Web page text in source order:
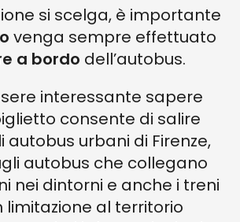
si scelga, è importante
venga sempre effettuato
a bordo dell’autobus.
interessante sapere
consente di salire
autobus urbani di Firenze,
autobus che collegano
nei dintorni e anche i treni
limitazione al territorio